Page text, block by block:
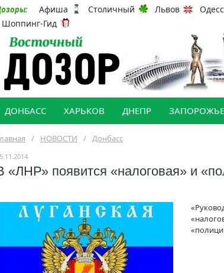
Афиша Столичный Львов
Шоппинг-Гид
ДОНБАСС ХАРЬКОВ ДНЕПР ЗАПОРОЖЬЕ
/ НОВОСТИ / Донбасс
«ЛНР» появится «налоговая» и